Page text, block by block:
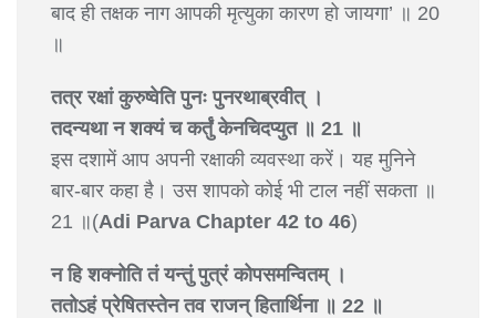
बाद ही तक्षक नाग आपकी मृत्युका कारण हो जायगा’ ॥ 20
॥
तत्र रक्षां कुरुष्वेति पुनः पुनरथाब्रवीत् ।
तदन्यथा न शक्यं च कर्तुं केनचिदप्युत ॥ 21 ॥
इस दशामें आप अपनी रक्षाकी व्यवस्था करें। यह मुनिने
बार-बार कहा है। उस शापको कोई भी टाल नहीं सकता ॥
21 ॥(Adi Parva Chapter 42 to 46)
न हि शक्नोति तं यन्तुं पुत्रं कोपसमन्वितम् ।
ततोऽहं प्रेषितस्तेन तव राजन् हितार्थिना ॥ 22 ॥